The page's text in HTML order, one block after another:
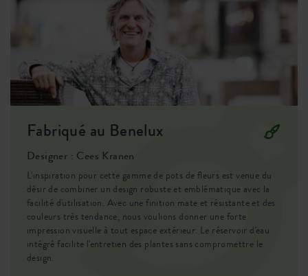
9201822035900
Fabriqué au Benelux
Designer : Cees Kranen
L'inspiration pour cette gamme de pots de fleurs est venue du
désir de combiner un design robuste et emblématique avec la
facilité d'utilisation. Avec une finition mate et résistante et des
couleurs très tendance, nous voulions donner une forte
impression visuelle à tout espace extérieur. Le réservoir d'eau
intégré facilite l'entretien des plantes sans compromettre le
design.